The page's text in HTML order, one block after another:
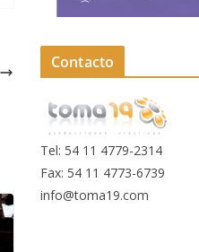
Contacto
Tel: 54 11 4779-2314
Fax: 54 11 4773-6739
info@toma19.com